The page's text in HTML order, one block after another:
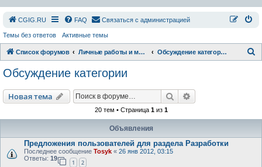
СGIG.RU FAQ Связаться с администрацией
Темы без ответов Активные темы
Список форумов Личные работы и модификации Обсуждение категории
Обсуждение категории
Новая тема Поиск
20 тем • Страница 1из 1
Объявления
Предложения пользователей для раздела Разработки
Последнее сообщение Tosyk « 26 янв 2012, 03:15
Ответы: 19
1 2